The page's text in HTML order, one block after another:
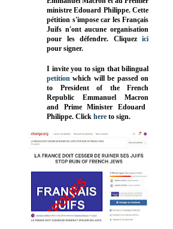
ministre Edouard Philippe. Cette
pétition s'impose car les Français
Juifs n'ont aucune organisation
pour les défendre. Cliquez
ici
pour signer.
I invite you to sign that bilingual
petition which will be passed on
to President of the French
Republic Emmanuel Macron
and Prime Minister Edouard
Philippe. Click here to sign.